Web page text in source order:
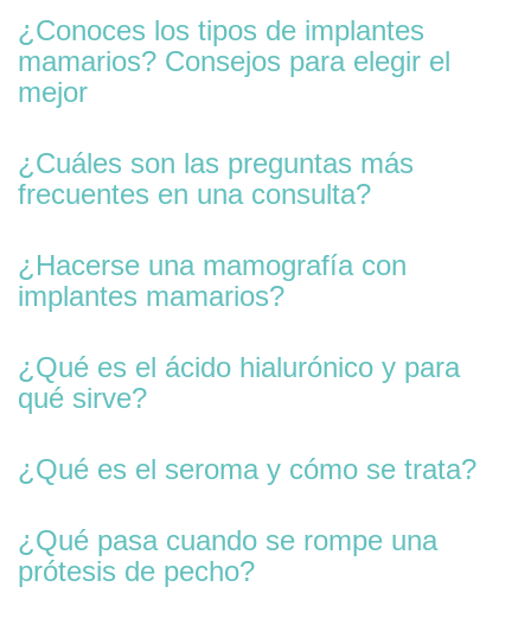
¿Conoces los tipos de implantes
mamarios? Consejos para elegir el
mejor
¿Cuáles son las preguntas más
frecuentes en una consulta?
¿Hacerse una mamografía con
implantes mamarios?
¿Qué es el ácido hialurónico y para
qué sirve?
¿Qué es el seroma y cómo se trata?
¿Qué pasa cuando se rompe una
prótesis de pecho?